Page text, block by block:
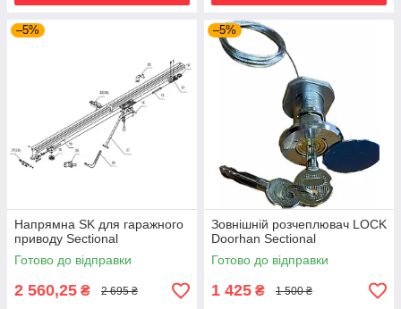
–5%
Напрямна SK для гаражного
приводу Sectional
Готово до відправки
2 560,25 ₴ 2 695 ₴
–5%
Зовнішній розчеплювач LOCK
Doorhan Sectional
Готово до відправки
1 425 ₴ 1 500 ₴